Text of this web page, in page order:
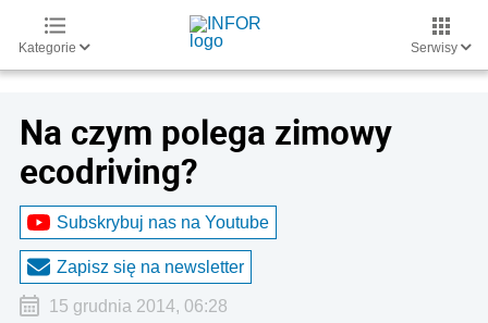
Kategorie Serwisy
Na czym polega zimowy
ecodriving?
Subskrybuj nas na Youtube
Zapisz się na newsletter
15 grudnia 2014, 06:28